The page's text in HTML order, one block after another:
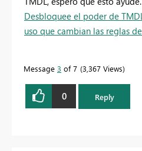
Desbloquee el poder de
uso que cambian las reglas
Message 3 of 7 3,367 Views
0 Reply